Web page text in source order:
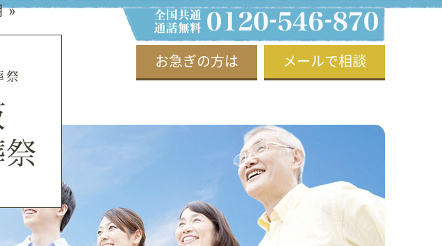
お急ぎの方は メールで相談
»